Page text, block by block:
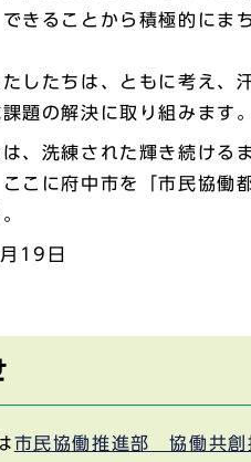
きることから積極的にま
したちは、ともに考え、
題の解決に取り組みます。
、洗練された輝き続ける
こに府中市を「市民協働
年10月19
市民協働推進部 協働共創